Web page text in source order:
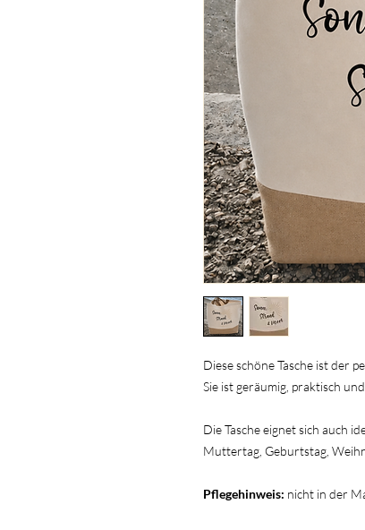
Diese schöne Tasche ist der
Sie ist geräumig, praktisch
Die Tasche eignet sich auch
Muttertag, Geburtstag,
Pflegehinweis: nicht in der